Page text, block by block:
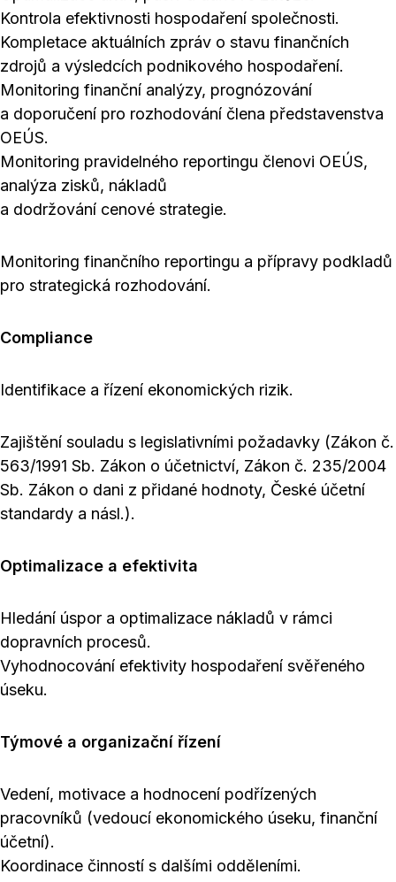
Kontrola efektivnosti hospodaření společnosti.
Kompletace aktuálních zpráv o stavu finančních
zdrojů a výsledcích podnikového hospodaření.
Monitoring finanční analýzy, prognózování
a doporučení pro rozhodování člena představenstva
OEÚS.
Monitoring pravidelného reportingu členovi OEÚS,
analýza zisků, nákladů
a dodržování cenové strategie.
Monitoring finančního reportingu a přípravy podkladů
pro strategická rozhodování.
Compliance
Identifikace a řízení ekonomických rizik.
Zajištění souladu s legislativními požadavky (Zákon č.
563/1991 Sb. Zákon o účetnictví, Zákon č. 235/2004
Sb. Zákon o dani z přidané hodnoty, České účetní
standardy a násl.).
Optimalizace a efektivita
Hledání úspor a optimalizace nákladů v rámci
dopravních procesů.
Vyhodnocování efektivity hospodaření svěřeného
úseku.
Týmové a organizační řízení
Vedení, motivace a hodnocení podřízených
pracovníků (vedoucí ekonomického úseku, finanční
účetní).
Koordinace činností s dalšími odděleními.